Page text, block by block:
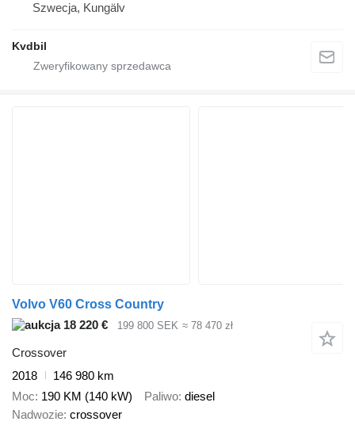
Szwecja, Kungälv
Kvdbil
Volvo V60 Cross Country
18 220 €
199 800 SEK ≈ 78 470 zł
Crossover
2018
146 980 km
Moc 190 KM (140 kW) Paliwo diesel
Nadwozie crossover